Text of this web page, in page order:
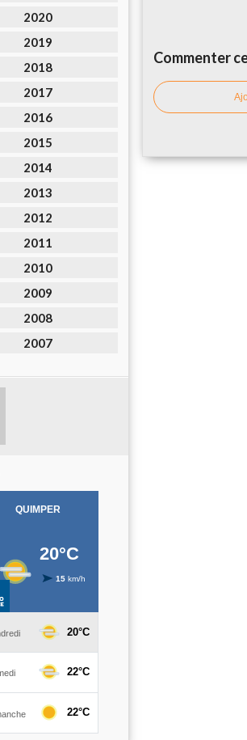
2020
2019
2018
2017
2016
2015
2014
2013
2012
2011
2010
2009
2008
2007
Commenter